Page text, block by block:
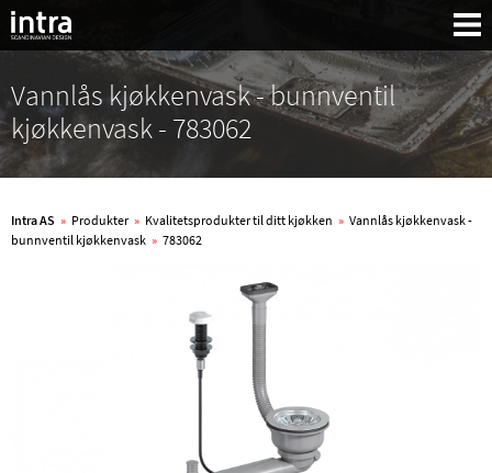
Vannlås kjøkkenvask - bunnventil
kjøkkenvask - 783062
Intra AS » Produkter » Kvalitetsprodukter til ditt kjøkken » Vannlås kjøkkenvask -
bunnventil kjøkkenvask » 783062